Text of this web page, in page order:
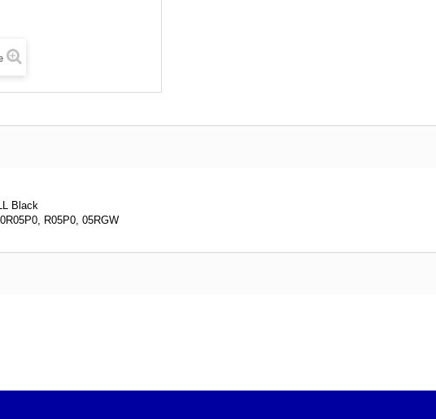
Black
R05P0, 05RGW